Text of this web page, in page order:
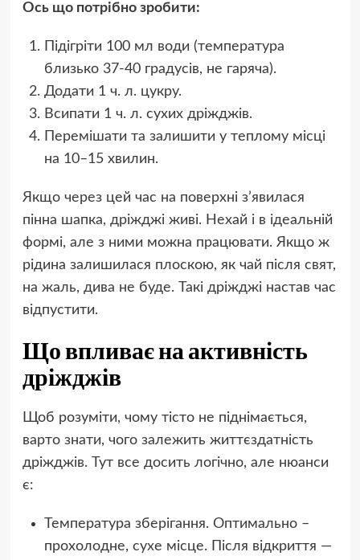
Ось що потрібно зробити:
Підігріти 100 мл води (температура
близько 37-40 градусів, не гаряча).
Додати 1 ч. л. цукру.
Всипати 1 ч. л. сухих дріжджів.
Перемішати та залишити у теплому місці
на 10–15 хвилин.
Якщо через цей час на поверхні з’явилася
пінна шапка, дріжджі живі. Нехай і в ідеальній
формі, але з ними можна працювати. Якщо ж
рідина залишилася плоскою, як чай після свят,
на жаль, дива не буде. Такі дріжджі настав час
відпустити.
Що впливає на активність
дріжджів
Щоб розуміти, чому тісто не піднімається,
варто знати, чого залежить життєздатність
дріжджів. Тут все досить логічно, але нюанси
є:
Температура зберігання. Оптимально –
прохолодне, сухе місце. Після відкриття —